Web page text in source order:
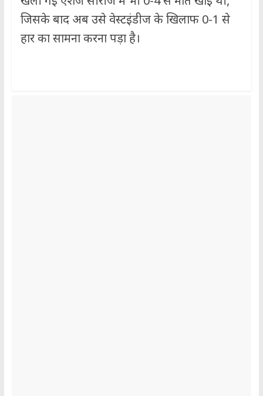
जिसके बाद अब उसे वेस्टइंडीज के खिलाफ 0-1 से
हार का सामना करना पड़ा है।